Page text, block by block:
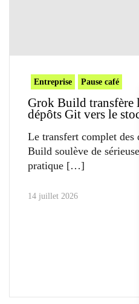
Entreprise Pause café
Grok Build transfère
dépôts Git vers le
Le transfert complet
Build soulève de
pratique
14 juillet 2026